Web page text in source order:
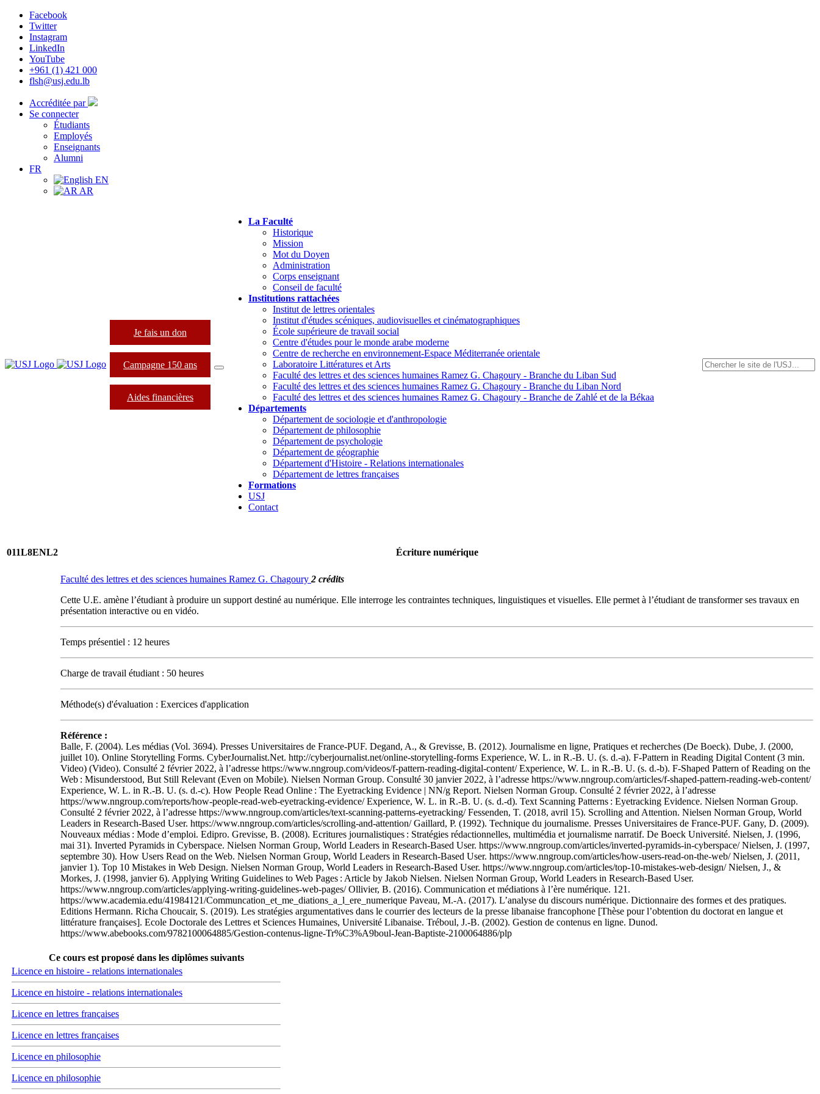
Facebook
Twitter
Instagram
LinkedIn
YouTube
+961 (1) 421 000
flsh@usj.edu.lb
Accréditée par
Se connecter
Étudiants
Employés
Enseignants
Alumni
FR
EN
AR
Je fais un don
Campagne 150 ans
Aides financières
La Faculté
Historique
Mission
Mot du Doyen
Administration
Corps enseignant
Conseil de faculté
Institutions rattachées
Institut de lettres orientales
Institut d'études scéniques, audiovisuelles et cinématographiques
École supérieure de travail social
Centre d'études pour le monde arabe moderne
Centre de recherche en environnement-Espace Méditerranée orientale
Laboratoire Littératures et Arts
Faculté des lettres et des sciences humaines Ramez G. Chagoury - Branche du Liban Sud
Faculté des lettres et des sciences humaines Ramez G. Chagoury - Branche du Liban Nord
Faculté des lettres et des sciences humaines Ramez G. Chagoury - Branche de Zahlé et de la Békaa
Départements
Département de sociologie et d'anthropologie
Département de philosophie
Département de psychologie
Département de géographie
Département d'Histoire - Relations internationales
Département de lettres françaises
Formations
USJ
Contact
011L8ENL2 Écriture numérique
Faculté des lettres et des sciences humaines Ramez G. Chagoury 2 crédits
Cette U.E. amène l’étudiant à produire un support destiné au numérique. Elle interroge les contraintes techniques, linguistiques et visuelles. Elle permet à l’étudiant de transformer ses travaux en
présentation interactive ou en vidéo.
Temps présentiel : 12 heures
Charge de travail étudiant : 50 heures
Méthode(s) d'évaluation : Exercices d'application
Référence :
Balle, F. (2004). Les médias (Vol. 3694). Presses Universitaires de France-PUF. Degand, A., & Grevisse, B. (2012). Journalisme en ligne, Pratiques et recherches (De Boeck). Dube, J. (2000,
juillet 10). Online Storytelling Forms. CyberJournalist.Net. http://cyberjournalist.net/online-storytelling-forms Experience, W. L. in R.-B. U. (s. d.-a). F-Pattern in Reading Digital Content (3 min.
Video) (Video). Consulté 2 février 2022, à l’adresse https://www.nngroup.com/videos/f-pattern-reading-digital-content/ Experience, W. L. in R.-B. U. (s. d.-b). F-Shaped Pattern of Reading on the
Web : Misunderstood, But Still Relevant (Even on Mobile). Nielsen Norman Group. Consulté 30 janvier 2022, à l’adresse https://www.nngroup.com/articles/f-shaped-pattern-reading-web-content/
Experience, W. L. in R.-B. U. (s. d.-c). How People Read Online : The Eyetracking Evidence | NN/g Report. Nielsen Norman Group. Consulté 2 février 2022, à l’adresse
https://www.nngroup.com/reports/how-people-read-web-eyetracking-evidence/ Experience, W. L. in R.-B. U. (s. d.-d). Text Scanning Patterns : Eyetracking Evidence. Nielsen Norman Group.
Consulté 2 février 2022, à l’adresse https://www.nngroup.com/articles/text-scanning-patterns-eyetracking/ Fessenden, T. (2018, avril 15). Scrolling and Attention. Nielsen Norman Group, World
Leaders in Research-Based User. https://www.nngroup.com/articles/scrolling-and-attention/ Gaillard, P. (1992). Technique du journalisme. Presses Universitaires de France-PUF. Gany, D. (2009).
Nouveaux médias : Mode d’emploi. Edipro. Grevisse, B. (2008). Ecritures journalistiques : Stratégies rédactionnelles, multimédia et journalisme narratif. De Boeck Université. Nielsen, J. (1996,
mai 31). Inverted Pyramids in Cyberspace. Nielsen Norman Group, World Leaders in Research-Based User. https://www.nngroup.com/articles/inverted-pyramids-in-cyberspace/ Nielsen, J. (1997,
septembre 30). How Users Read on the Web. Nielsen Norman Group, World Leaders in Research-Based User. https://www.nngroup.com/articles/how-users-read-on-the-web/ Nielsen, J. (2011,
janvier 1). Top 10 Mistakes in Web Design. Nielsen Norman Group, World Leaders in Research-Based User. https://www.nngroup.com/articles/top-10-mistakes-web-design/ Nielsen, J., &
Morkes, J. (1998, janvier 6). Applying Writing Guidelines to Web Pages : Article by Jakob Nielsen. Nielsen Norman Group, World Leaders in Research-Based User.
https://www.nngroup.com/articles/applying-writing-guidelines-web-pages/ Ollivier, B. (2016). Communication et médiations à l’ère numérique. 121.
https://www.academia.edu/41984121/Communcation_et_me_diations_a_l_ere_numerique Paveau, M.-A. (2017). L’analyse du discours numérique. Dictionnaire des formes et des pratiques.
Editions Hermann. Richa Choucair, S. (2019). Les stratégies argumentatives dans le courrier des lecteurs de la presse libanaise francophone [Thèse pour l’obtention du doctorat en langue et
littérature françaises]. Ecole Doctorale des Lettres et Sciences Humaines, Université Libanaise. Tréboul, J.-B. (2002). Gestion de contenus en ligne. Dunod.
https://www.abebooks.com/9782100064885/Gestion-contenus-ligne-Tr%C3%A9boul-Jean-Baptiste-2100064886/plp
Ce cours est proposé dans les diplômes suivants
Licence en histoire - relations internationales
Licence en histoire - relations internationales
Licence en lettres françaises
Licence en lettres françaises
Licence en philosophie
Licence en philosophie